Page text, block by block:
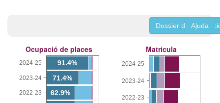
Dossier de laAjuda
Ocupació de places Matrícula
62.9%
71.4%
91.4%
2022-23
2023-24
2024-25
2022-23
2023-24
2024-25